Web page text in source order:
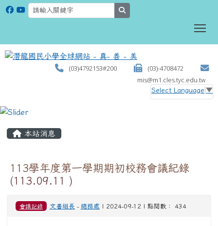
(03)4792153#200
(03)-4708472
mis@m1.cles.tyc.edu.tw
Select Language ▼
本站消息
113學年度第一學期期初校務會議紀錄
(113.09.11 )
會議記錄 文書組長 - 總務處 | 2024-09-12 | 點閱數： 434